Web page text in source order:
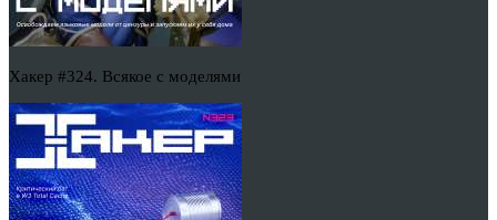
Хакер #324. Всякое с моделями